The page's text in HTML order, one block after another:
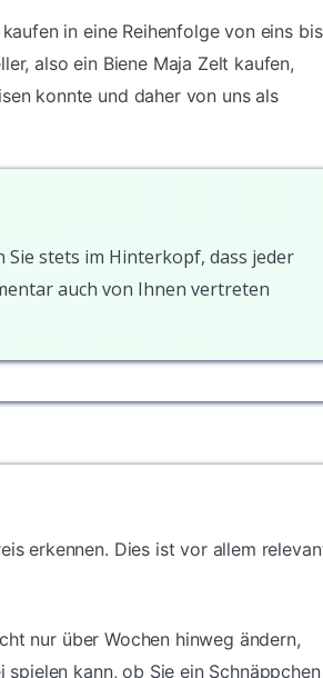
in eine Reihenfolge von eins bis
also ein Biene Maja Zelt kaufen,
konnte und daher von uns als
Sie stets im Hinterkopf, dass jeder
auch von Ihnen vertreten
erkennen. Dies ist vor allem
nur über Wochen hinweg ändern,
kann, ob Sie ein Schnäppchen